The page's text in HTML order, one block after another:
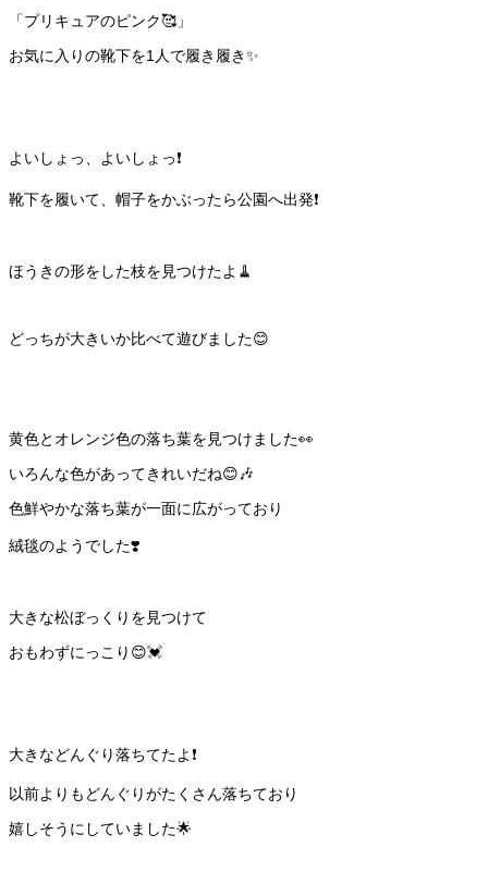
「プリキュアのピンク🥰」
お気に入りの靴下を1人で履き履き✨
よいしょっ、よいしょっ❗️
靴下を履いて、帽子をかぶったら公園へ出発❗️
ほうきの形をした枝を見つけたよ🧹
どっちが大きいか比べて遊びました😊
黄色とオレンジ色の落ち葉を見つけました👀
いろんな色があってきれいだね😊🎶
色鮮やかな落ち葉が一面に広がっており
絨毯のようでした❣️
大きな松ぼっくりを見つけて
おもわずにっこり😊💓
大きなどんぐり落ちてたよ❗️
以前よりもどんぐりがたくさん落ちており
嬉しそうにしていました🌟